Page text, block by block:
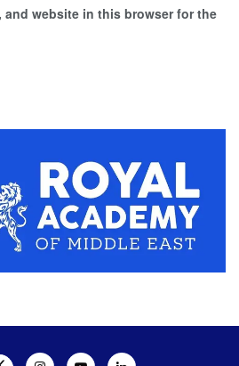
and website in this browser for the